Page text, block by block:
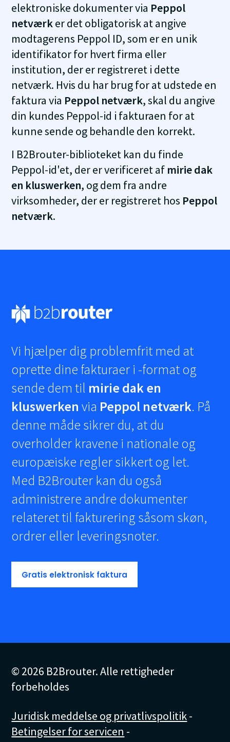
elektroniske dokumenter via Peppol
netværker det obligatorisk at angive
modtagerens Peppol ID, som er en unik
identifikator for hvert firma eller
institution, der er registreret i dette
netværk. Hvis du har brug for at udstede en
faktura via Peppol netværk, skal du angive
din kundes Peppol-id i fakturaen for at
kunne sende og behandle den korrekt.
I B2Brouter-biblioteket kan du finde
Peppol-id'et, der er verificeret af mirie dak
en kluswerken, og dem fra andre
virksomheder, der er registreret hos Peppol
netværk.
Vi hjælper dig problemfrit med at
oprette dine fakturaer i -format og
sende dem til mirie dak en
kluswerken via Peppol netværk. På
denne måde sikrer du, at du
overholder kravene i nationale og
europæiske regler sikkert og let.
Med B2Brouter kan du også
administrere andre dokumenter
relateret til fakturering såsom skøn,
ordrer eller leveringsnoter.
Gratis elektronisk faktura
© 2026 B2Brouter. Alle rettigheder
forbeholdes
Juridisk meddelse og privatlivspolitik-
Betingelser for servicen -